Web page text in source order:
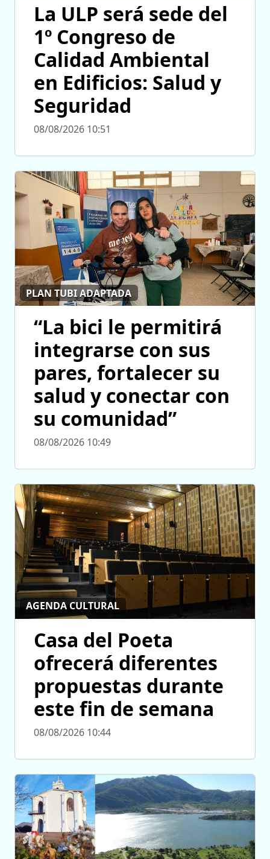
La ULP será sede del
1º Congreso de
Calidad Ambiental
en Edificios: Salud y
Seguridad
08/08/2026 10:51
PLAN TUBI ADAPTADA
“La bici le permitirá
integrarse con sus
pares, fortalecer su
salud y conectar con
su comunidad”
08/08/2026 10:49
AGENDA CULTURAL
Casa del Poeta
ofrecerá diferentes
propuestas durante
este fin de semana
08/08/2026 10:44